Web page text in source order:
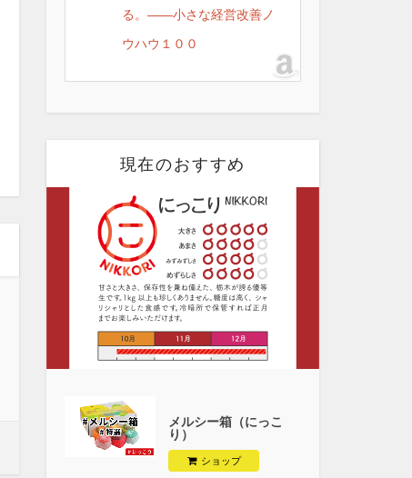
る。――小さな経営改善ノ
ウハウ１００
現在のおすすめ
メルシー箱（にっこ
り）
ショップ